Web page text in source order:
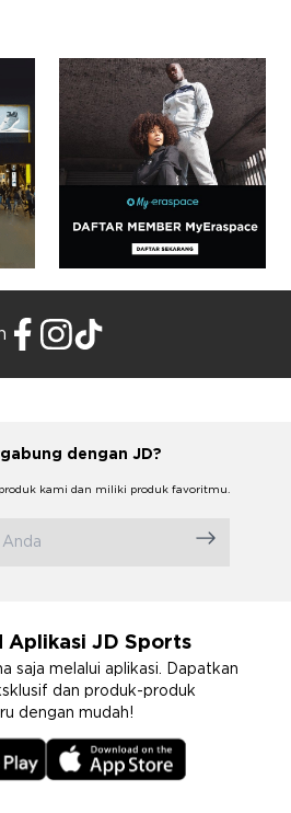
dengan JD?
kami dan miliki produk favoritmu.
Aplikasi JD Sports
saja melalui aplikasi. Dapatkan
dan produk-produk
dengan mudah!